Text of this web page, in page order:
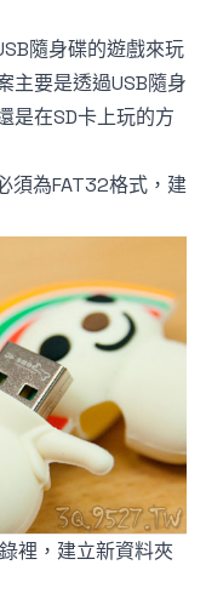
隨身碟的遊戲來玩
主要是透過USB隨身
是在SD卡上玩的方
須為FAT32格式，建
裡，建立新資料夾